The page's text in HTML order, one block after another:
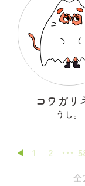
コワガリ
うし。
1 2